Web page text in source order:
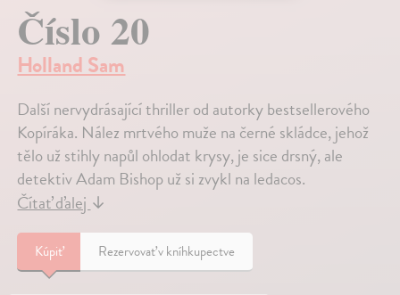
Číslo 20
Holland Sam
Další nervydrásající thriller od autorky bestsellerového
Kopíráka. Nález mrtvého muže na černé skládce, jehož
tělo už stihly napůl ohlodat krysy, je sice drsný, ale
detektiv Adam Bishop už si zvykl na ledacos.
Čítať ďalej↓
Kúpiť Rezervovať v kníhkupectve